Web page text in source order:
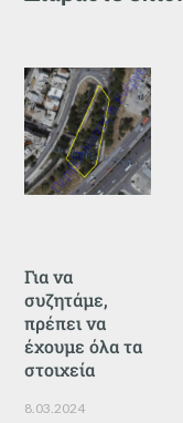
Για να
συζητάμε,
πρέπει να
έχουμε όλα τα
στοιχεία
8.03.2024